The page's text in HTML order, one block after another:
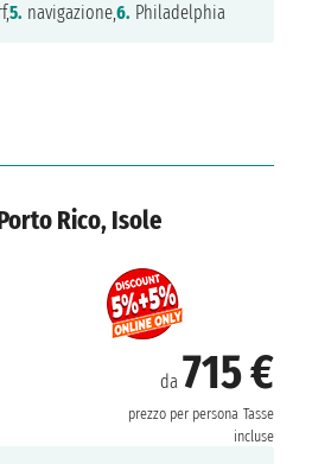
5. navigazione,6. Philadelphia
Rico, Isole
da 715 €
prezzo per persona Tasse
incluse